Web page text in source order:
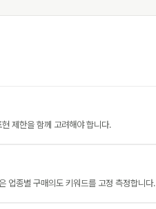
제한을 함께 고려해야 합니다.
업종별 구매의도 키워드를 고정 측정합니다.